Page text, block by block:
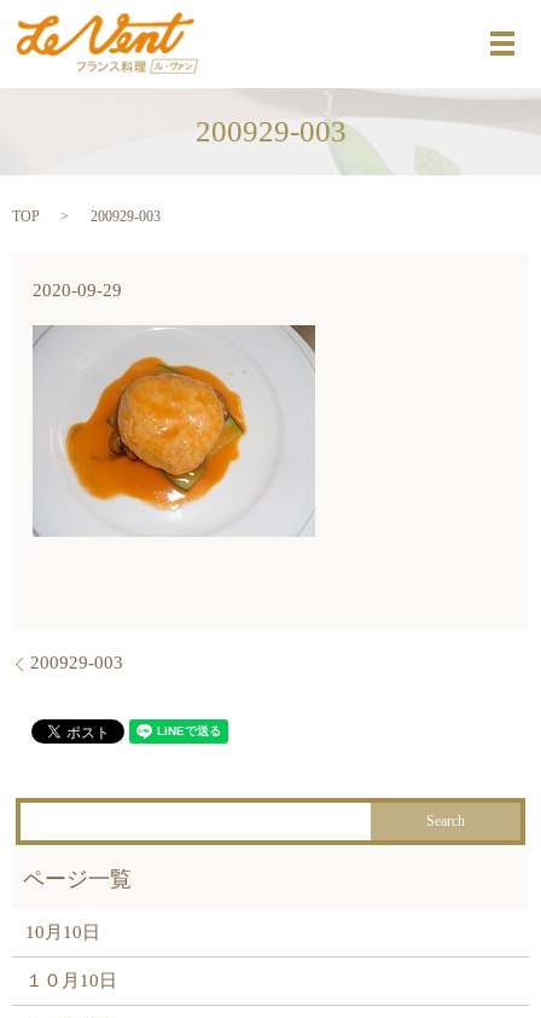
メ
200929-003
TOP 200929-003
2020-09-29
200929-003
10月10日
１０月10日